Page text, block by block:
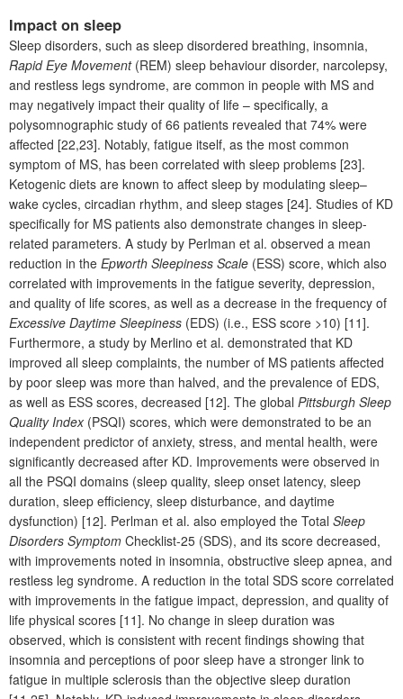
Impact on sleep
Sleep disorders, such as sleep disordered breathing, insomnia,
Rapid Eye Movement(REM) sleep behaviour disorder, narcolepsy,
and restless legs syndrome, are common in people with MS and
may negatively impact their quality of life – specifically, a
polysomnographic study of 66 patients revealed that 74% were
affected [22,23]. Notably, fatigue itself, as the most common
symptom of MS, has been correlated with sleep problems [23].
Ketogenic diets are known to affect sleep by modulating sleep–
wake cycles, circadian rhythm, and sleep stages [24]. Studies of KD
specifically for MS patients also demonstrate changes in sleep-
related parameters. A study by Perlman et al. observed a mean
reduction in the Epworth Sleepiness Scale (ESS) score, which also
correlated with improvements in the fatigue severity, depression,
and quality of life scores, as well as a decrease in the frequency of
Excessive Daytime Sleepiness (EDS) (i.e., ESS score >10) [11].
Furthermore, a study by Merlino et al. demonstrated that KD
improved all sleep complaints, the number of MS patients affected
by poor sleep was more than halved, and the prevalence of EDS,
as well as ESS scores, decreased [12]. The global Pittsburgh Sleep
Quality Index(PSQI) scores, which were demonstrated to be an
independent predictor of anxiety, stress, and mental health, were
significantly decreased after KD. Improvements were observed in
all the PSQI domains (sleep quality, sleep onset latency, sleep
duration, sleep efficiency, sleep disturbance, and daytime
dysfunction) [12]. Perlman et al. also employed the Total Sleep
Disorders Symptom Checklist-25 (SDS), and its score decreased,
with improvements noted in insomnia, obstructive sleep apnea, and
restless leg syndrome. A reduction in the total SDS score correlated
with improvements in the fatigue impact, depression, and quality of
life physical scores [11]. No change in sleep duration was
observed, which is consistent with recent findings showing that
insomnia and perceptions of poor sleep have a stronger link to
fatigue in multiple sclerosis than the objective sleep duration